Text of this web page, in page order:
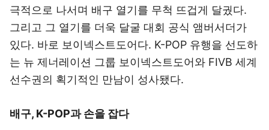
극적으로 나서며 배구 열기를 무척 뜨겁게 달궜다.
그리고 그 열기를 더욱 달굴 대회 공식 앰버서더가
있다. 바로 보이넥스트도어다. K-POP 유행을 선도하
는 뉴 제너레이션 그룹 보이넥스트도어와 FIVB 세계
선수권의 획기적인 만남이 성사됐다.
배구, K-POP과 손을 잡다